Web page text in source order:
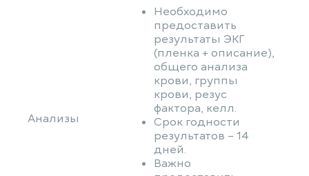
Анализы
Необходимо
предоставить
результаты ЭКГ
(пленка + описание),
общего анализа
крови, группы
крови, резус
фактора, келл.
Срок годности
результатов – 14
дней.
Важно